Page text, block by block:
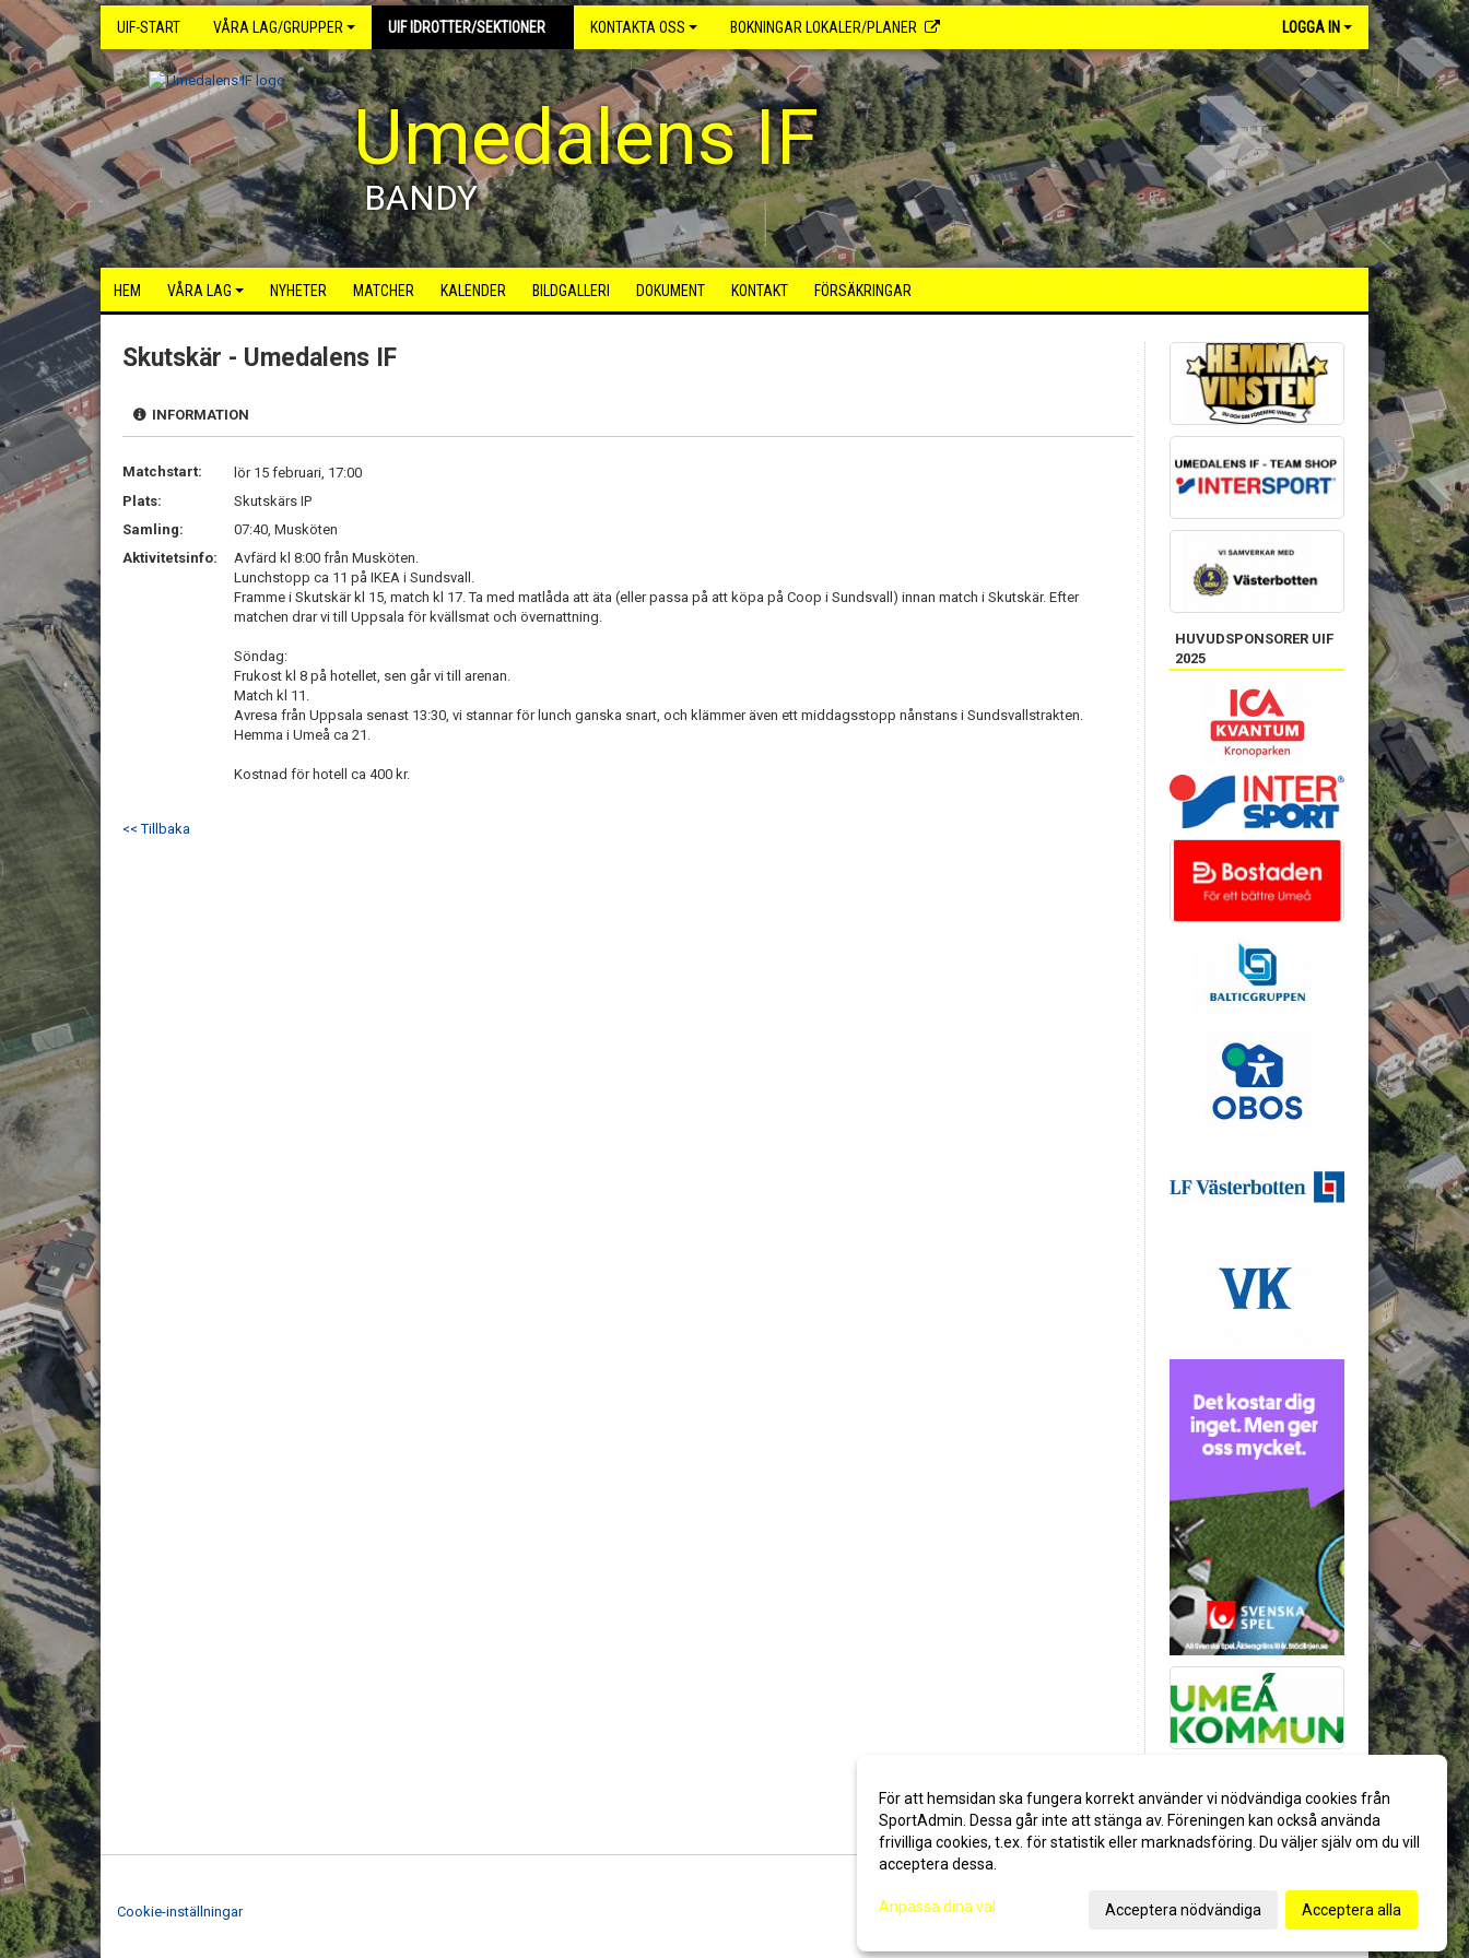
UIF-START VÅRA LAG/GRUPPER UIF IDROTTER/SEKTIONER KONTAKTA OSS BOKNINGAR LOKALER/PLANER LOGGA IN
Umedalens IF
BANDY
HEM VÅRA LAG NYHETER MATCHER KALENDER BILDGALLERI DOKUMENT KONTAKT FÖRSÄKRINGAR
Skutskär - Umedalens IF
INFORMATION
Matchstart:
lör 15 februari, 17:00
Plats:
Skutskärs IP
Samling:
07:40, Musköten
Aktivitetsinfo:
Avfärd kl 8:00 från Musköten.
Lunchstopp ca 11 på IKEA i Sundsvall.
Framme i Skutskär kl 15, match kl 17. Ta med matlåda att äta (eller passa på att köpa på Coop i Sundsvall) innan match i Skutskär. Efter
matchen drar vi till Uppsala för kvällsmat och övernattning.
Söndag:
Frukost kl 8 på hotellet, sen går vi till arenan.
Match kl 11.
Avresa från Uppsala senast 13:30, vi stannar för lunch ganska snart, och klämmer även ett middagsstopp nånstans i Sundsvallstrakten.
Hemma i Umeå ca 21.
Kostnad för hotell ca 400 kr.
<< Tillbaka
HUVUDSPONSORER UIF
2025
Cookie-inställningar
För att hemsidan ska fungera korrekt använder vi nödvändiga cookies från
SportAdmin. Dessa går inte att stänga av. Föreningen kan också använda
frivilliga cookies, t.ex. för statistik eller marknadsföring. Du väljer själv om du vill
acceptera dessa.
Anpassa dina val Acceptera nödvändiga Acceptera alla